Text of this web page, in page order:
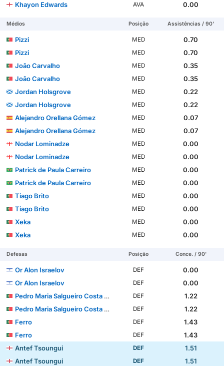
Khayon Edwards
AVA 0.00
Médios Posição Assistências / 90'
Pizzi MED
0.70
Pizzi
MED
0.70
João Carvalho
MED
0.35
João Carvalho
MED
0.35
Jordan Holsgrove
MED
0.22
Jordan Holsgrove
MED
0.22
Alejandro Orellana Gómez
MED
0.07
Alejandro Orellana Gómez
MED
0.07
Nodar Lominadze
MED
0.00
Nodar Lominadze
MED
0.00
Patrick de Paula Carreiro
MED
0.00
Patrick de Paula Carreiro
MED
0.00
Tiago Brito
MED
0.00
Tiago Brito
MED
0.00
Xeka
MED
0.00
Xeka
MED 0.00
Defesas Posição Conce. / 90'
Or Alon Israelov DEF
0.00
Or Alon Israelov
DEF
0.00
Pedro Maria Salgueiro Costa Pessoa Carvalho
DEF
1.22
Pedro Maria Salgueiro Costa Pessoa Carvalho
DEF
1.22
Ferro
DEF
1.43
Ferro
DEF
1.43
Antef Tsoungui
DEF
1.51
Antef Tsoungui
DEF
1.51